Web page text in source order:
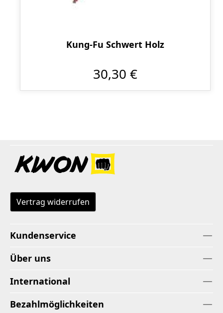
Kung-Fu Schwert Holz
30,30 €
Vertrag widerrufen
Kundenservice
Über uns
International
Bezahlmöglichkeiten